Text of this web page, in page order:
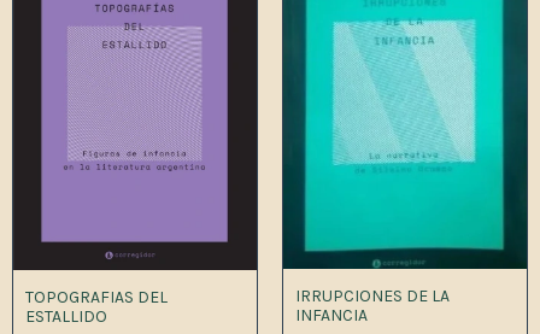
TOPOGRAFIAS DEL
ESTALLIDO
IRRUPCIONES DE LA
INFANCIA